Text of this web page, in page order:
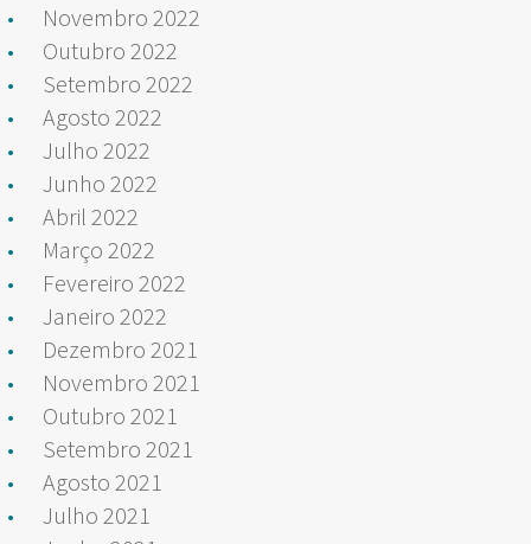
Novembro 2022
Outubro 2022
Setembro 2022
Agosto 2022
Julho 2022
Junho 2022
Abril 2022
Março 2022
Fevereiro 2022
Janeiro 2022
Dezembro 2021
Novembro 2021
Outubro 2021
Setembro 2021
Agosto 2021
Julho 2021